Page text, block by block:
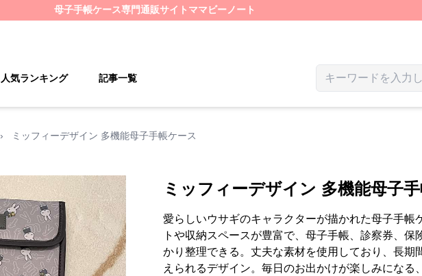
母子手帳ケース専門通販サイト ママビーノート
人気ランキング 記事一覧
› ミッフィーデザイン 多機能母子手帳ケース
ミッフィーデザイン 多機能母子
愛らしいウサギのキャラクターが描かれた母子手帳
トや収納スペースが豊富で、母子手帳、診察券、保
かり整理できる。丈夫な素材を使用しており、長期
えられるデザイン。毎日のお出かけが楽しみになる